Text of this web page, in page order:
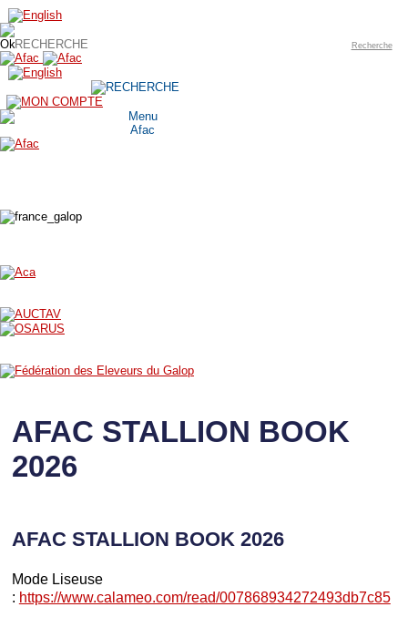
Recherche
AFAC STALLION BOOK
2026
AFAC STALLION BOOK 2026
Mode Liseuse
: https://www.calameo.com/read/007868934272493db7c85